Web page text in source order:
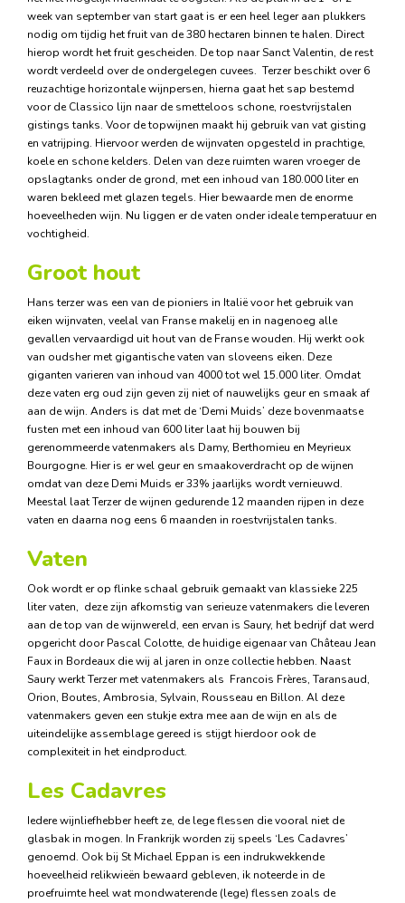
week van september van start gaat is er een heel leger aan plukkers
nodig om tijdig het fruit van de 380 hectaren binnen te halen. Direct
hierop wordt het fruit gescheiden. De top naar Sanct Valentin, de rest
wordt verdeeld over de ondergelegen cuvees. Terzer beschikt over 6
reuzachtige horizontale wijnpersen, hierna gaat het sap bestemd
voor de Classico lijn naar de smetteloos schone, roestvrijstalen
gistings tanks. Voor de topwijnen maakt hij gebruik van vat gisting
en vatrijping. Hiervoor werden de wijnvaten opgesteld in prachtige,
koele en schone kelders. Delen van deze ruimten waren vroeger de
opslagtanks onder de grond, met een inhoud van 180.000 liter en
waren bekleed met glazen tegels. Hier bewaarde men de enorme
hoeveelheden wijn. Nu liggen er de vaten onder ideale temperatuur en
vochtigheid.
Groot hout
Hans terzer was een van de pioniers in Italië voor het gebruik van
eiken wijnvaten, veelal van Franse makelij en in nagenoeg alle
gevallen vervaardigd uit hout van de Franse wouden. Hij werkt ook
van oudsher met gigantische vaten van sloveens eiken. Deze
giganten varieren van inhoud van 4000 tot wel 15.000 liter. Omdat
deze vaten erg oud zijn geven zij niet of nauwelijks geur en smaak af
aan de wijn. Anders is dat met de ‘Demi Muids’ deze bovenmaatse
fusten met een inhoud van 600 liter laat hij bouwen bij
gerenommeerde vatenmakers als Damy, Berthomieu en Meyrieux
Bourgogne. Hier is er wel geur en smaakoverdracht op de wijnen
omdat van deze Demi Muids er 33% jaarlijks wordt vernieuwd.
Meestal laat Terzer de wijnen gedurende 12 maanden rijpen in deze
vaten en daarna nog eens 6 maanden in roestvrijstalen tanks.
Vaten
Ook wordt er op flinke schaal gebruik gemaakt van klassieke 225
liter vaten, deze zijn afkomstig van serieuze vatenmakers die leveren
aan de top van de wijnwereld, een ervan is Saury, het bedrijf dat werd
opgericht door Pascal Colotte, de huidige eigenaar van Château Jean
Faux in Bordeaux die wij al jaren in onze collectie hebben. Naast
Saury werkt Terzer met vatenmakers als Francois Frères, Taransaud,
Orion, Boutes, Ambrosia, Sylvain, Rousseau en Billon. Al deze
vatenmakers geven een stukje extra mee aan de wijn en als de
uiteindelijke assemblage gereed is stijgt hierdoor ook de
complexiteit in het eindproduct.
Les Cadavres
Iedere wijnliefhebber heeft ze, de lege flessen die vooral niet de
glasbak in mogen. In Frankrijk worden zij speels ‘Les Cadavres’
genoemd. Ook bij St Michael Eppan is een indrukwekkende
hoeveelheid relikwieën bewaard gebleven, ik noteerde in de
proefruimte heel wat mondwaterende (lege) flessen zoals de